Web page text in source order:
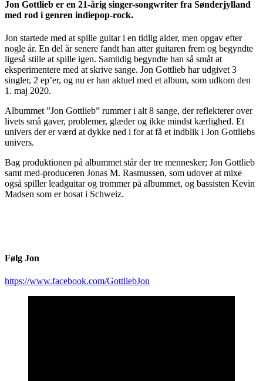
Jon Gottlieb er en 21-årig singer-songwriter fra Sønderjylland
med rod i genren indiepop-rock.
Jon startede med at spille guitar i en tidlig alder, men opgav efter
nogle år. En del år senere fandt han atter guitaren frem og begyndte
ligeså stille at spille igen. Samtidig begyndte han så småt at
eksperimentere med at skrive sange. Jon Gottlieb har udgivet 3
singler, 2 ep’er, og nu er han aktuel med et album, som udkom den
1. maj 2020.
Albummet ”Jon Gottlieb” rummer i alt 8 sange, der reflekterer over
livets små gaver, problemer, glæder og ikke mindst kærlighed. Et
univers der er værd at dykke ned i for at få et indblik i Jon Gottliebs
univers.
Bag produktionen på albummet står der tre mennesker; Jon Gottlieb
samt med-produceren Jonas M. Rasmussen, som udover at mixe
også spiller leadguitar og trommer på albummet, og bassisten Kevin
Madsen som er bosat i Schweiz.
Følg Jon
https://www.facebook.com/GottliebJon